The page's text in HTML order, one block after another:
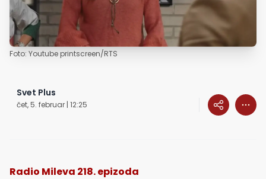
Foto: Youtube printscreen/RTS
Svet Plus
čet, 5. februar | 12:25
Radio Mileva 218. epizoda